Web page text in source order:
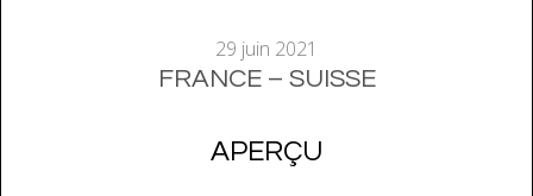
29 juin 2021
FRANCE – SUISSE
APERÇU